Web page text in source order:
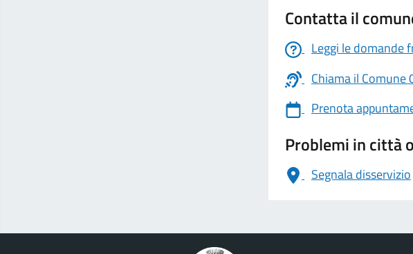
Contatta il
Leggi le domande
Chiama il Comune
Prenota
Problemi in città
Segnala disservizio